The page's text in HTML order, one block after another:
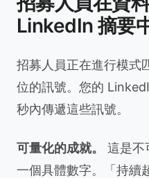
LinkedIn 摘要
招募人員正在進行模
位的訊號。您的
秒內傳遞這些訊號。
可量化的成就。
這是不
一個具體數字。「持續